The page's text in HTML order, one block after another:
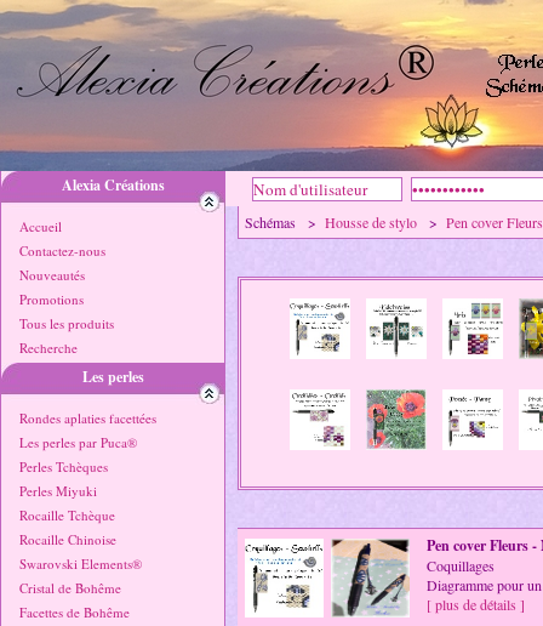
Alexia Créations
Accueil
Contactez-nous
Nouveautés
Promotions
Tous les produits
Recherche
Les perles
Rondes aplaties facettées
Les perles par Puca®
Perles Tchèques
Perles Miyuki
Rocaille Tchèque
Rocaille Chinoise
Swarovski Elements®
Cristal de Bohême
Facettes de Bohême
Schémas > Housse de stylo > Pen cover
Pen cover Fleurs
Coquillages
Diagramme pour
[ plus de détails ]